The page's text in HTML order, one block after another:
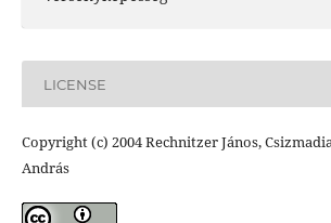
LICENSE
Copyright (c) 2004 Rechnitzer János,
András